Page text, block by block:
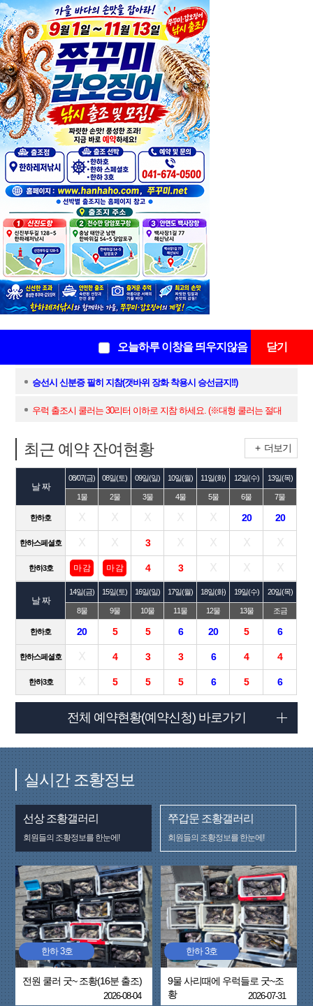
오늘하루 이창을 띄우지않음 닫기
바다낚시의 중심지"한하레저낚시"
QUICKNOTICE
긴급 공지사항
내일, 8월7일(금) 정상 출조합니다, 새벽 2시40분까지 오세요
,,
생새우 팝니다
한하 3호 9월1일부터~17일까지 백사장항에서 쭈꾸미 출조합니다.
한하스페셜호 9월1일~18일 천수만 당암포구항에서 쭈꾸미 출조합니다.
NOTICE
2026년도 쭈/갑 출조 인터넷 예약 오픈 공지
승선시 신분증 필히 지참(갯바위 장화 착용시 승선금지!!)
우럭 출조시 쿨러는 30리터 이하로 지참 하세요. (※대형 쿨러는 절대
최근 예약 잔여현황 + 더보기
날 짜
08/07(금) 08일(토) 09일(일) 10일(월) 11일(화) 12일(수) 13일(목)
1물 2물 3물 4물 5물 6물 7물
한하호 20 20
한하스페셜호 3
한하3호 마 감 마 감 4 3
날 짜
14일(금) 15일(토) 16일(일) 17일(월) 18일(화) 19일(수) 20일(목)
8물 9물 10물 11물 12물 13물 조금
한하호 20 5 5 6 20 5 6
한하스페셜호 4 3 3 6 4 4
한하3호 5 5 5 6 5 6
전체 예약현황(예약신청) 바로가기
실시간 조황정보
선상 조황갤러리
회원들의 조황정보를 한눈에!
쭈갑문 조황갤러리
회원들의 조황정보를 한눈에!
한하 3호
전원 쿨러 굿~ 조황(16분 출조)
2026-08-04
한하 3호
9물 사리때에 우럭들로 굿~조
황
2026-07-31